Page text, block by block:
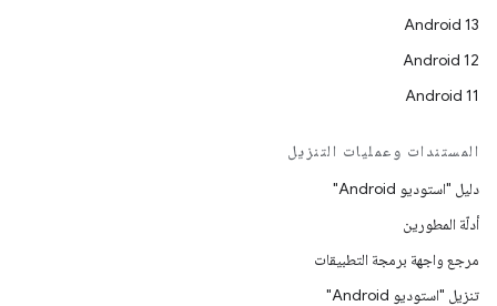
Android 13
Android 12
Android 11
المستندات وعمليات التنزيل
دليل "استوديو Android"
أدلّة المطورين
مرجع واجهة برمجة التطبيقات
تنزيل "استوديو Android"